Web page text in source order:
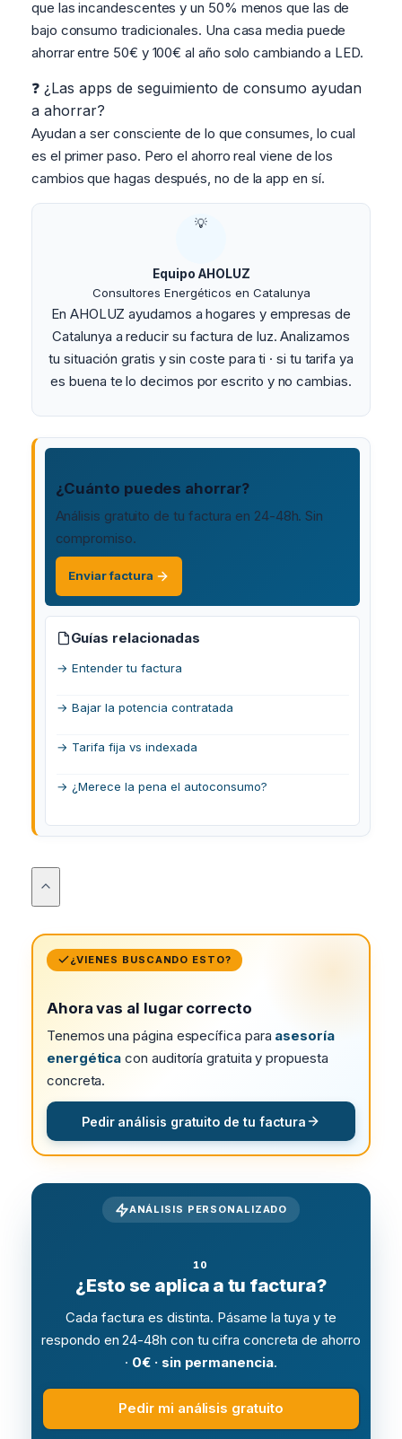
que las incandescentes y un 50% menos que las de
bajo consumo tradicionales. Una casa media puede
ahorrar entre 50€ y 100€ al año solo cambiando a LED.
❓ ¿Las apps de seguimiento de consumo ayudan
a ahorrar?
Ayudan a ser consciente de lo que consumes, lo cual
es el primer paso. Pero el ahorro real viene de los
cambios que hagas después, no de la app en sí.
💡
Equipo AHOLUZ
Consultores Energéticos en Catalunya
En AHOLUZ ayudamos a hogares y empresas de
Catalunya a reducir su factura de luz. Analizamos
tu situación gratis y sin coste para ti · si tu tarifa ya
es buena te lo decimos por escrito y no cambias.
¿Cuánto puedes ahorrar?
Análisis gratuito de tu factura en 24-48h. Sin
compromiso.
Enviar factura
Guías relacionadas
→ Entender tu factura
→ Bajar la potencia contratada
→ Tarifa fija vs indexada
→ ¿Merece la pena el autoconsumo?
¿VIENES BUSCANDO ESTO?
Ahora vas al lugar correcto
Tenemos una página específica para asesoría
energética con auditoría gratuita y propuesta
concreta.
Pedir análisis gratuito de tu factura
ANÁLISIS PERSONALIZADO
¿Esto se aplica a tu factura?
Cada factura es distinta. Pásame la tuya y te
respondo en 24-48h con tu cifra concreta de ahorro
· 0€ · sin permanencia.
Pedir mi análisis gratuito